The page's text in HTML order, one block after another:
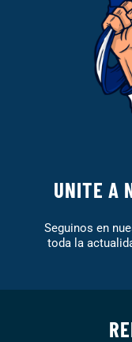
UNITE A
Seguinos en
toda la